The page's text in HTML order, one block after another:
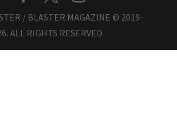
/ BLASTER MAGAZINE © 2019-
ALL RIGHTS RESERVED